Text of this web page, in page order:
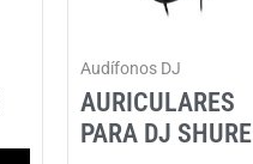
Audífonos DJ
AURICULARES
PARA DJ SHURE